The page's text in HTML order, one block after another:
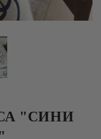
"СИНИ